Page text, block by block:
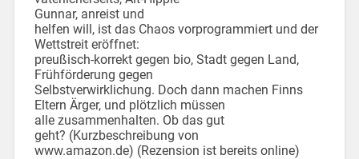
Gunnar, anreist und
helfen will, ist das Chaos vorprogrammiert und der
Wettstreit eröffnet:
preußisch-korrekt gegen bio, Stadt gegen Land,
Frühförderung gegen
Selbstverwirklichung. Doch dann machen Finns
Eltern Ärger, und plötzlich müssen
alle zusammenhalten. Ob das gut
geht? (Kurzbeschreibung von
www.amazon.de) (Rezension ist bereits online)